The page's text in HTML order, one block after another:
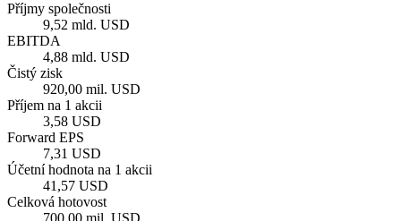
Příjmy společnosti
9,52 mld. USD
EBITDA
4,88 mld. USD
Čistý zisk
920,00 mil. USD
Příjem na 1 akcii
3,58 USD
Forward EPS
7,31 USD
Účetní hodnota na 1 akcii
41,57 USD
Celková hotovost